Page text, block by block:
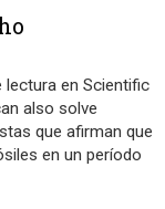
lectura en Scientific
also solve
que afirman que
en un período